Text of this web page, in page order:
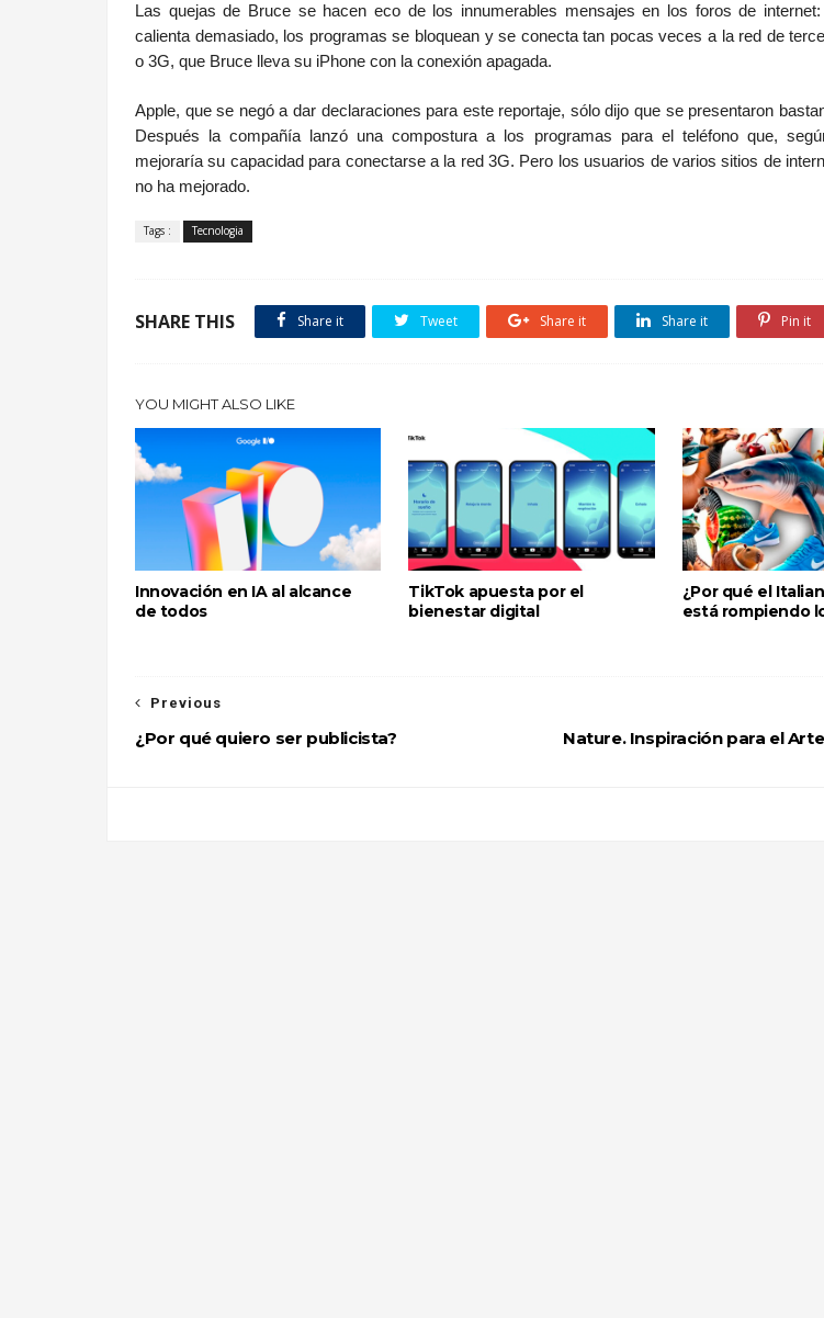
Las quejas de Bruce se hacen eco de los innumerables mensajes en los foros de
calienta demasiado, los programas se bloquean y se conecta tan pocas veces a la red de
o 3G, que Bruce lleva su iPhone con la conexión apagada.
Apple, que se negó a dar declaraciones para este reportaje, sólo dijo que se presentaron
Después la compañía lanzó una compostura a los programas para el teléfono que,
mejoraría su capacidad para conectarse a la red 3G. Pero los usuarios de varios sitios de
no ha mejorado.
Tags : Tecnologia
SHARE THIS Share it Tweet Share it Share it Pin it
YOU MIGHT ALSO LIKE
Innovación en IA al alcance
de todos
TikTok apuesta por el
bienestar digital
¿Por qué el
está rompiendo
Nature. Inspiración para el
Previous
¿Por qué quiero ser publicista?